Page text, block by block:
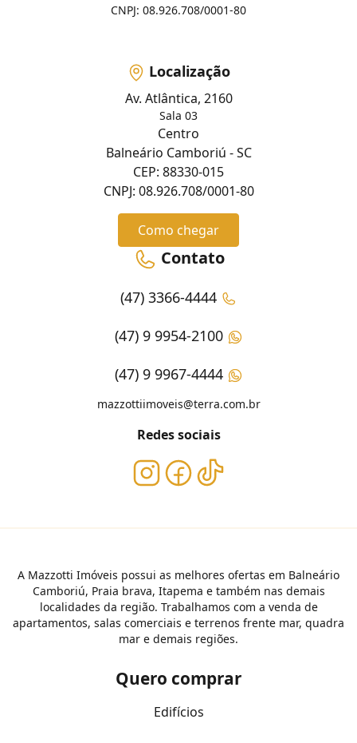
CNPJ: 08.926.708/0001-80
Localização
Av. Atlântica, 2160
Sala 03
Centro
Balneário Camboriú - SC
CEP: 88330-015
CNPJ: 08.926.708/0001-80
Como chegar
Contato
(47) 3366-4444
(47) 9 9954-2100
(47) 9 9967-4444
mazzottiimoveis@terra.com.br
Redes sociais
A Mazzotti Imóveis possui as melhores ofertas em Balneário
Camboriú, Praia brava, Itapema e também nas demais
localidades da região. Trabalhamos com a venda de
apartamentos, salas comerciais e terrenos frente mar, quadra
mar e demais regiões.
Quero comprar
Edifícios